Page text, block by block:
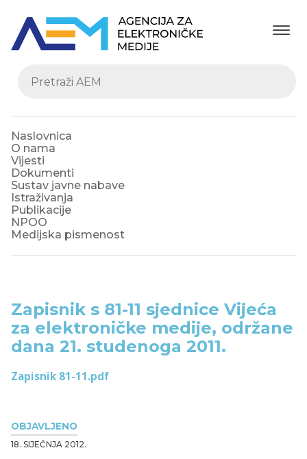
Naslovnica
O nama
Vijesti
Dokumenti
Sustav javne nabave
Istraživanja
Publikacije
NPOO
Medijska pismenost
OBJAVLJENO
18. SIJEČNJA 2012.
Zapisnik s 81-11 sjednice Vijeća
za elektroničke medije, održane
dana 21. studenoga 2011.
Zapisnik 81-11.pdf